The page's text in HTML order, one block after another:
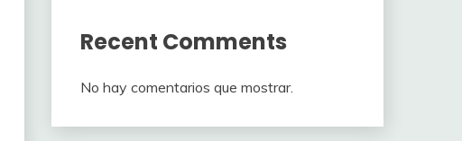
Recent Comments
No hay comentarios que mostrar.